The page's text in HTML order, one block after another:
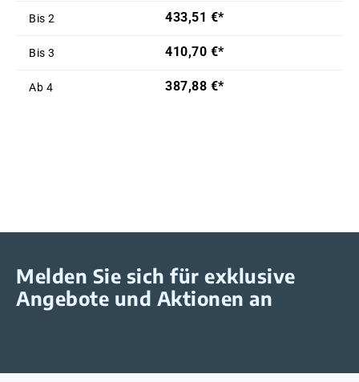
Bis 2 433,51 €*
Bis 3 410,70 €*
Ab 4 387,88 €*
Melden Sie sich für exklusive
Angebote und Aktionen an